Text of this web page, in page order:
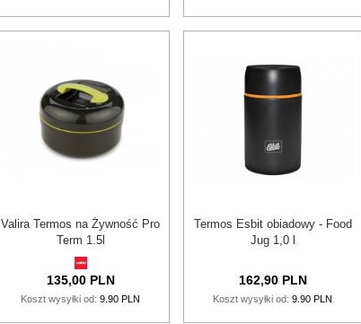
Valira Termos na Żywność Pro
Term 1.5l
135,00 PLN
Koszt wysyłki od:9.90 PLN
Termos Esbit obiadowy - Food
Jug 1,0 l
162,90 PLN
Koszt wysyłki od:9.90 PLN